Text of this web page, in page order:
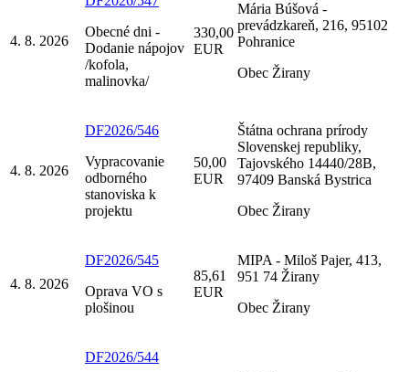
4. 8. 2026
Obecné dni -
Dodanie nápojov
/kofola,
malinovka/
330,00
EUR
Mária Búšová -
prevádzkareň, 216, 95102
Pohranice
Obec Žirany
4. 8. 2026
DF2026/546
Vypracovanie
odborného
stanoviska k
projektu
50,00
EUR
Štátna ochrana prírody
Slovenskej republiky,
Tajovského 14440/28B,
97409 Banská Bystrica
Obec Žirany
4. 8. 2026
DF2026/545
Oprava VO s
plošinou
85,61
EUR
MIPA - Miloš Pajer, 413,
951 74 Žirany
Obec Žirany
DF2026/544